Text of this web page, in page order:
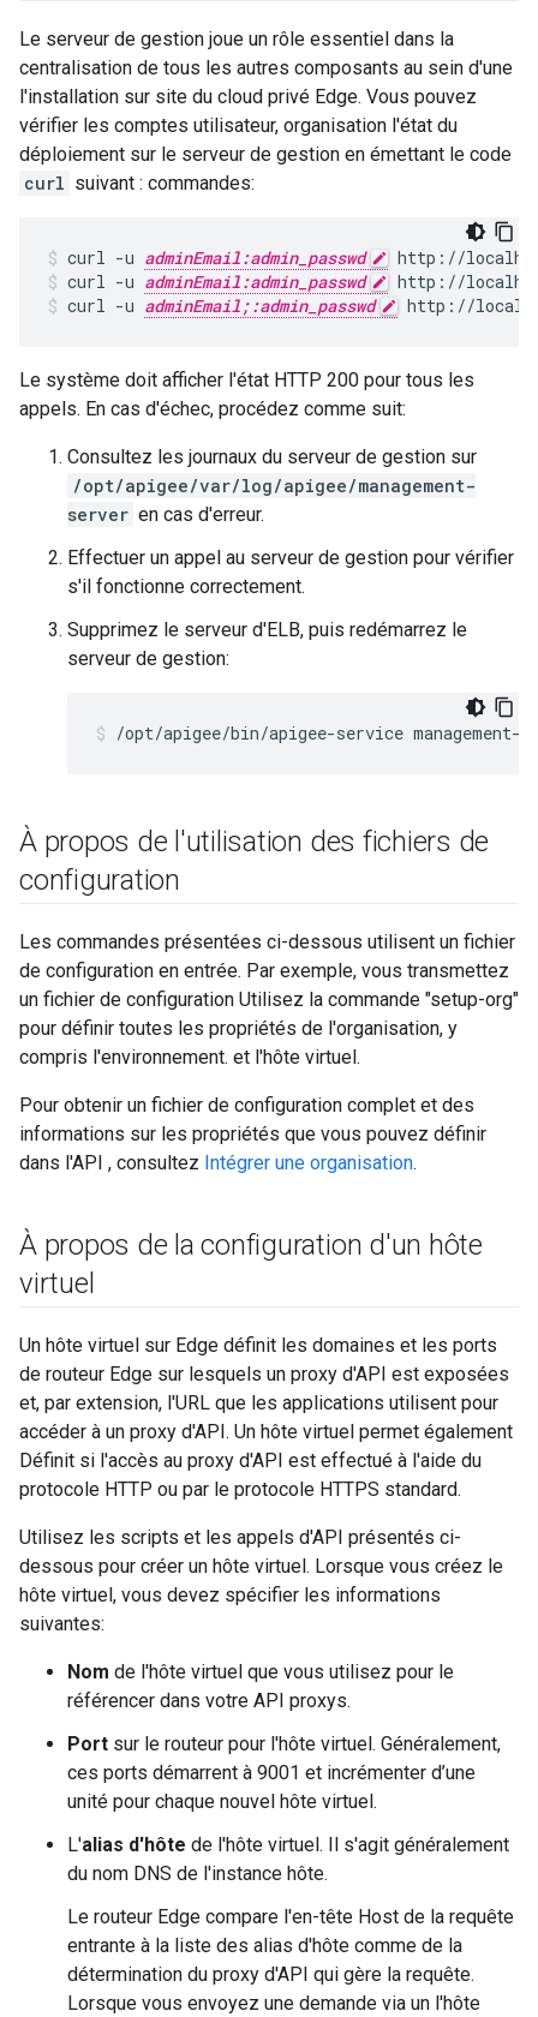
Le serveur de gestion joue un rôle essentiel dans la
centralisation de tous les autres composants au sein d'une
l'installation sur site du cloud privé Edge. Vous pouvez
vérifier les comptes utilisateur, organisation l'état du
déploiement sur le serveur de gestion en émettant le code
curl suivant : commandes:
curl -u adminEmail:admin_passwd
curl -u adminEmail:admin_passwd
http://
curl -u adminEmail;:admin_passwd http://
Le système doit afficher l'état HTTP 200 pour tous les
appels. En cas d'échec, procédez comme suit:
Consultez les journaux du serveur de gestion sur
/opt/apigee/var/log/apigee/management-
server en cas d'erreur.
Effectuer un appel au serveur de gestion pour vérifier
s'il fonctionne correctement.
Supprimez le serveur d'ELB, puis redémarrez le
serveur de gestion:
/opt/apigee/bin/apigee-service
À propos de l'utilisation des fichiers de
configuration
Les commandes présentées ci-dessous utilisent un fichier
de configuration en entrée. Par exemple, vous transmettez
un fichier de configuration Utilisez la commande "setup-org"
pour définir toutes les propriétés de l'organisation, y
compris l'environnement. et l'hôte virtuel.
Pour obtenir un fichier de configuration complet et des
informations sur les propriétés que vous pouvez définir
dans l'API , consultez Intégrer une organisation.
À propos de la configuration d'un hôte
virtuel
Un hôte virtuel sur Edge définit les domaines et les ports
de routeur Edge sur lesquels un proxy d'API est exposées
et, par extension, l'URL que les applications utilisent pour
accéder à un proxy d'API. Un hôte virtuel permet également
Définit si l'accès au proxy d'API est effectué à l'aide du
protocole HTTP ou par le protocole HTTPS standard.
Utilisez les scripts et les appels d'API présentés ci-
dessous pour créer un hôte virtuel. Lorsque vous créez le
hôte virtuel, vous devez spécifier les informations
suivantes:
Nom de l'hôte virtuel que vous utilisez pour le
référencer dans votre API proxys.
Port sur le routeur pour l'hôte virtuel. Généralement,
ces ports démarrent à 9001 et incrémenter d’une
unité pour chaque nouvel hôte virtuel.
L'alias d'hôte de l'hôte virtuel. Il s'agit généralement
du nom DNS de l'instance hôte.
Le routeur Edge compare l'en-tête Host de la requête
entrante à la liste des alias d'hôte comme de la
détermination du proxy d'API qui gère la requête.
Lorsque vous envoyez une demande via un l'hôte